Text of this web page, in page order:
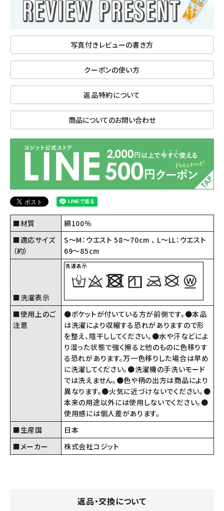
写真付きレビューの書き方
クーポンの使い方
返品特約について
商品についてのお問い合わせ
■材質
綿100％
■適応サイズ
（約）
S～M：ウエスト 58～70cm 、 L～LL：ウエスト
69～85cm
■洗濯表示
■使用上のご
注意
●ポケットが付いている方が前側です。●本品
は洗濯により収縮する恐れがありますので形
を整え、陰干ししてください。●水や汗などによ
り湿った状態で強く擦ると他のものに色移りす
る恐れがあります。万一色移りした場合は早め
に洗濯してください。●洗濯機の手洗いモード
では洗えません。●色や柄の出方は商品により
異なります。●火気に近づけないでください。●
本来の用途以外には使用しないでください。●
使用感には個人差があります。
■生産国
日本
■メーカー
株式会社コジット
返品・交換について